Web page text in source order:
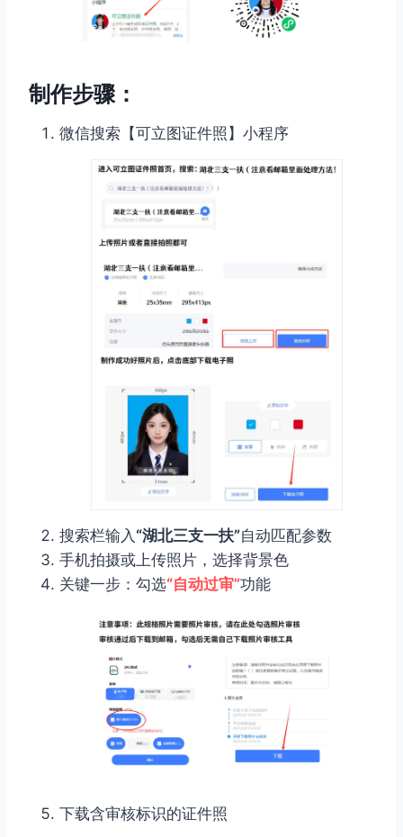
制作步骤：
微信搜索【可立图证件照】小程序
搜索栏输入 “湖北三支一扶”自动匹配参数
手机拍摄或上传照片，选择背景色
关键一步：勾选“自动过审”功能
下载含审核标识的证件照